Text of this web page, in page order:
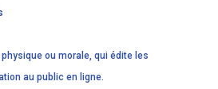
physique ou morale, qui édite les
au public en ligne.